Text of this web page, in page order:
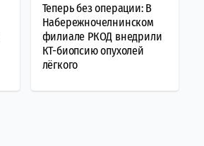
Теперь без операции: В
Набережночелнинском
филиале РКОД внедрили
КТ-биопсию опухолей
лёгкого